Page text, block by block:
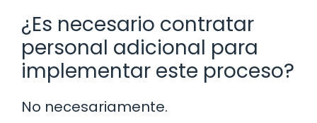
¿Es necesario contratar
personal adicional para
implementar este proceso?
No necesariamente.